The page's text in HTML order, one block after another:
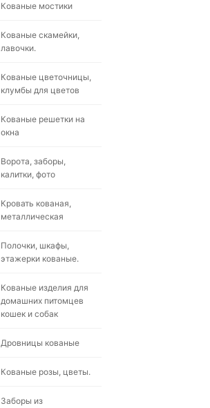
Кованые мостики
Кованые скамейки,
лавочки.
Кованые цветочницы,
клумбы для цветов
Кованые решетки на
окна
Ворота, заборы,
калитки, фото
Кровать кованая,
металлическая
Полочки, шкафы,
этажерки кованые.
Кованые изделия для
домашних питомцев
кошек и собак
Дровницы кованые
Кованые розы, цветы.
Заборы из